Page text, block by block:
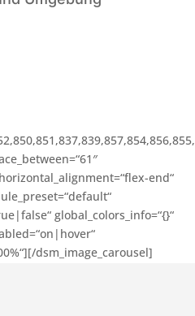
end“
global_colors_info=“{}“
dsm_image_carousel]